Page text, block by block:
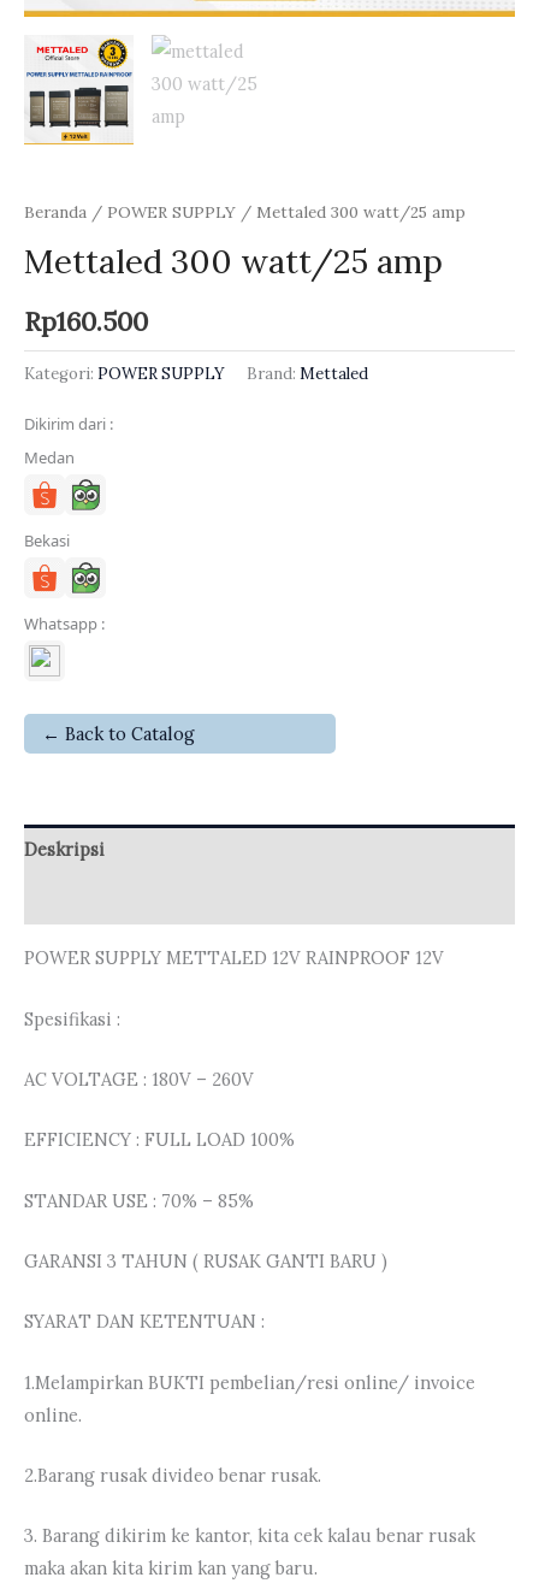
Beranda / POWER SUPPLY / Mettaled 300 watt/25 amp
Mettaled 300 watt/25 amp
Rp160.500
Kategori: POWER SUPPLY Brand: Mettaled
Dikirim dari :
Medan
Bekasi
Whatsapp :
← Back to Catalog
Deskripsi
POWER SUPPLY METTALED 12V RAINPROOF 12V
Spesifikasi :
AC VOLTAGE : 180V – 260V
EFFICIENCY : FULL LOAD 100%
STANDAR USE : 70% – 85%
GARANSI 3 TAHUN ( RUSAK GANTI BARU )
SYARAT DAN KETENTUAN :
1.Melampirkan BUKTI pembelian/resi online/ invoice
online.
2.Barang rusak divideo benar rusak.
3. Barang dikirim ke kantor, kita cek kalau benar rusak
maka akan kita kirim kan yang baru.